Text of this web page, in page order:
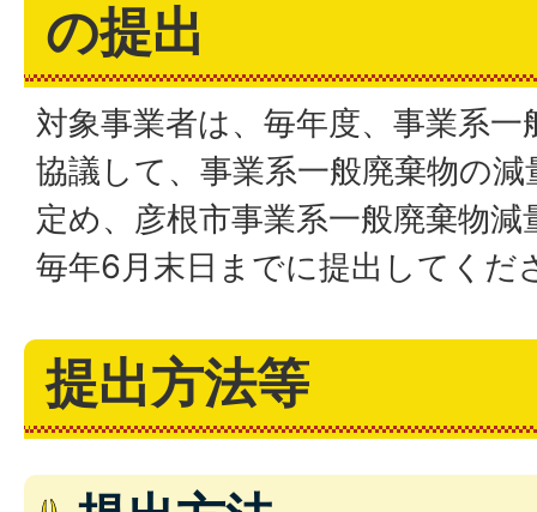
の提出
対象事業者は、毎年度、事業系
協議して、事業系一般廃棄物の
定め、彦根市事業系一般廃棄物
毎年6月末日までに提出してくだ
提出方法等